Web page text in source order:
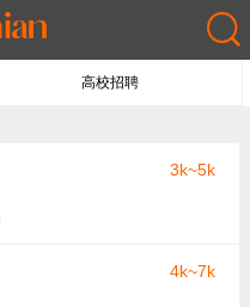
高校招聘
3k~5k
4k~7k